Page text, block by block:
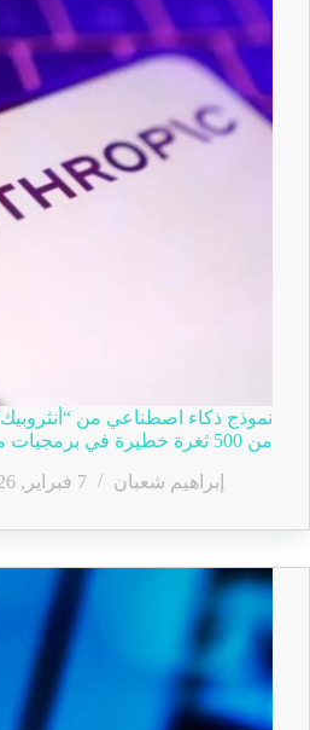
نموذج ذكاء اصطناعي من
من 500 ثغرة خطيرة في برمجيات مفتوحة
إبراهيم شعبان
7 فبراير, 2026